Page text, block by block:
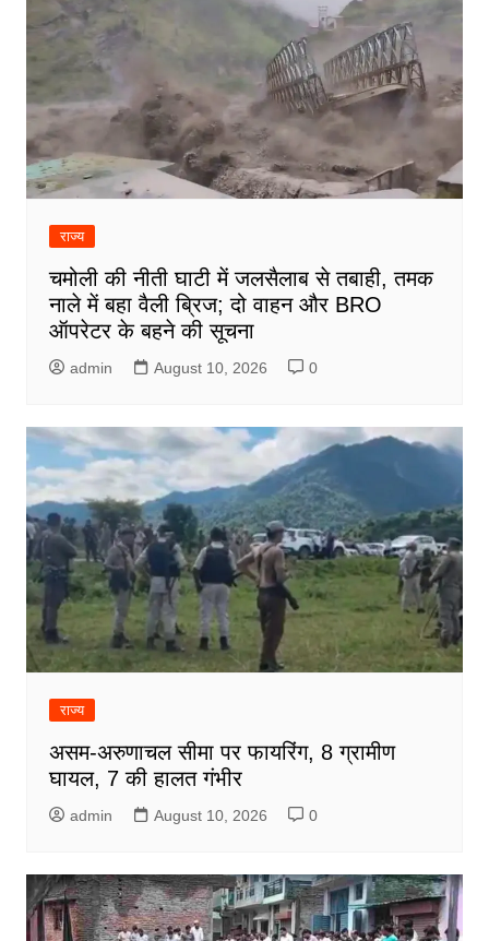
राज्य
चमोली की नीती घाटी में जलसैलाब से तबाही, तमक
नाले में बहा वैली ब्रिज; दो वाहन और BRO
ऑपरेटर के बहने की सूचना
admin August 10, 2026 0
राज्य
असम-अरुणाचल सीमा पर फायरिंग, 8 ग्रामीण
घायल, 7 की हालत गंभीर
admin August 10, 2026 0